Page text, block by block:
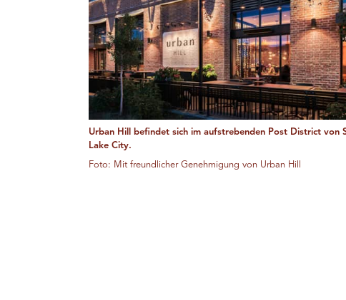
Urban Hill befindet sich im aufstrebenden Post District von
Lake City.
Foto: Mit freundlicher Genehmigung von Urban Hill